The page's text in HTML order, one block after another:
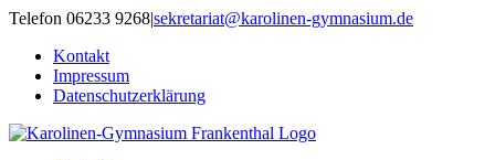
Zum
springen
Telefon 06233 9268|sekretariat@karolinen-gymnasium.de
Kontakt
Impressum
Datenschutzerklärung